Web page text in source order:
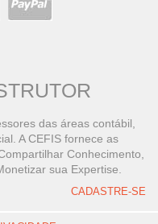
das áreas contábil,
A CEFIS fornece as
Conhecimento,
sua Expertise.
CADASTRE-SE